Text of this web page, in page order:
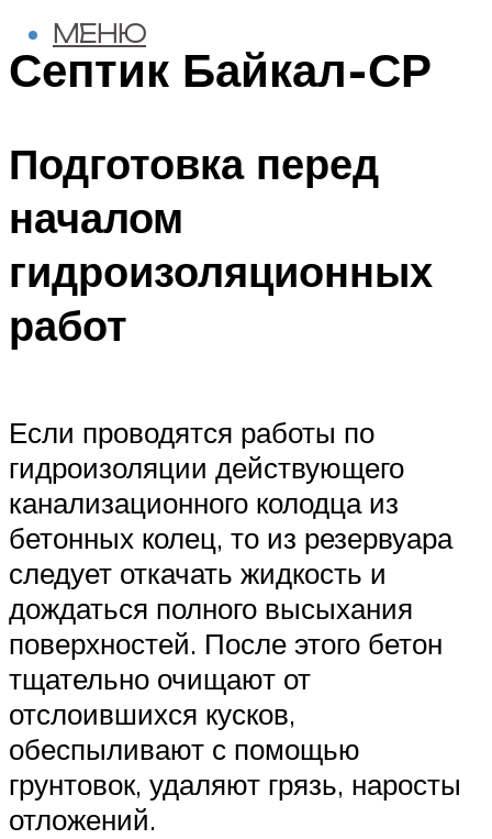
МЕНЮ
Септик Байкал-СР
Подготовка перед
началом
гидроизоляционных
работ
Если проводятся работы по
гидроизоляции действующего
канализационного колодца из
бетонных колец, то из резервуара
следует откачать жидкость и
дождаться полного высыхания
поверхностей. После этого бетон
тщательно очищают от
отслоившихся кусков,
обеспыливают с помощью
грунтовок, удаляют грязь, наросты
отложений.